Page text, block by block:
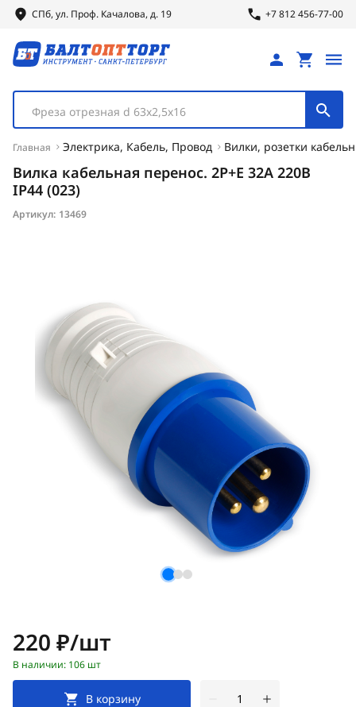
СПб, ул. Проф. Качалова, д. 19 +7 812 456-77-00
Фреза отрезная d 63х2,5х16
Главная Электрика, Кабель, Провод Вилки, розетки
Вилка кабельная перенос. 2Р+Е 32А 220В
IP44 (023)
Артикул: 13469
Цена:
220 ₽/шт
В наличии: 106 шт
В корзину